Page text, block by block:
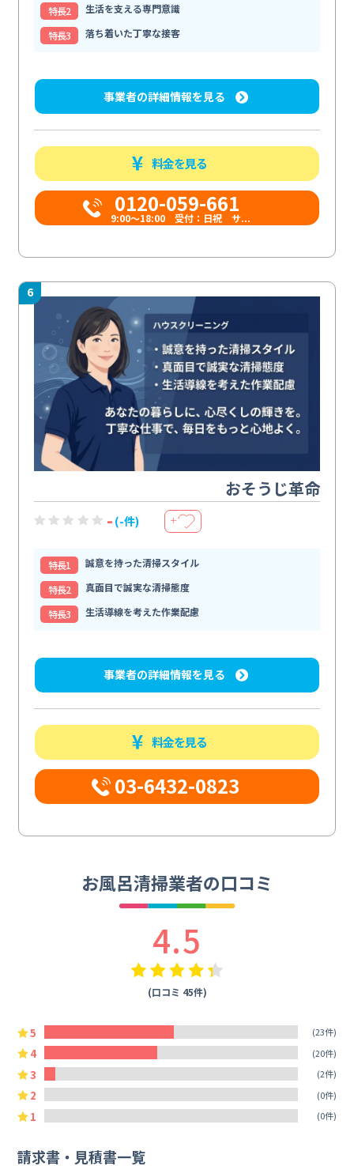
特⻑2
生活を支える専門意識
特⻑3
落ち着いた丁寧な接客
事業者の詳細情報を見る
料金を見る
0120-059-661
9:00〜18:00 受付：日祝 サ...
6
おそうじ革命
- (-件) ＋
特⻑1
誠意を持った清掃スタイル
特⻑2
真面目で誠実な清掃態度
特⻑3
生活導線を考えた作業配慮
事業者の詳細情報を見る
料金を見る
03-6432-0823
お風呂清掃業者の口コミ
4.5
(口コミ 45件)
5 (23件)
4 (20件)
3 (2件)
2 (0件)
1 (0件)
請求書・見積書一覧